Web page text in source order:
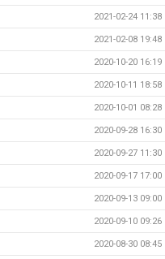
2021-02-24 11:38
2021-02-08 19:48
2020-10-20 16:19
2020-10-11 18:58
2020-10-01 08:28
2020-09-28 16:30
2020-09-27 11:30
2020-09-17 17:00
2020-09-13 09:00
2020-09-10 09:26
2020-08-30 08:45